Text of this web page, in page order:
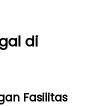
di
Fasilitas